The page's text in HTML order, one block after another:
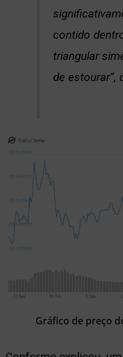
contido
triangular
de estourar”,
Gráfico de preço